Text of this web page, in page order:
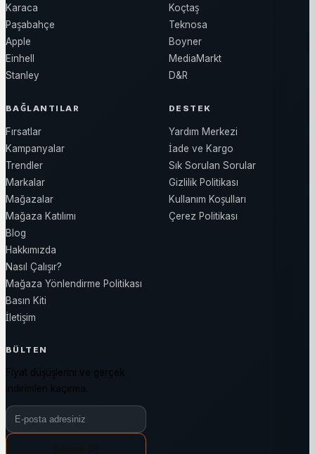
Karaca
Paşabahçe
Apple
Einhell
Stanley
Koçtaş
Teknosa
Boyner
MediaMarkt
D&R
BAĞLANTILAR
Fırsatlar
Kampanyalar
Trendler
Markalar
Mağazalar
Mağaza Katılımı
Blog
Hakkımızda
Nasıl Çalışır?
Mağaza Yönlendirme Politikası
Basın Kiti
İletişim
DESTEK
Yardım Merkezi
İade ve Kargo
Sık Sorulan Sorular
Gizlilik Politikası
Kullanım Koşulları
Çerez Politikası
BÜLTEN
Fiyat düşüşlerini ve gerçek
indirimleri kaçırma.
Bülten e-posta adresiniz